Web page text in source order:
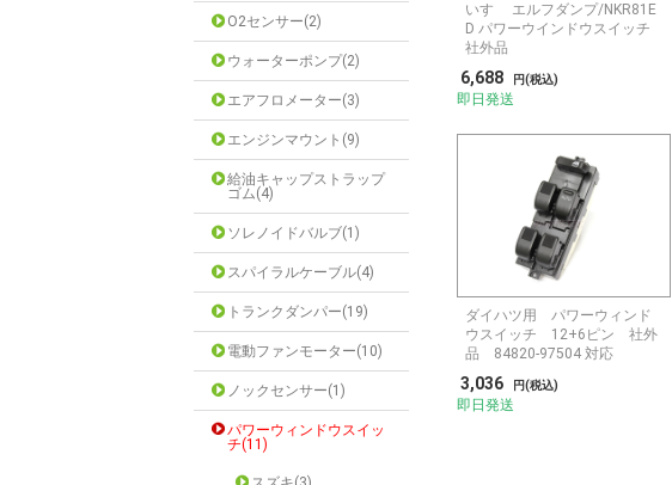
O2センサー(2)
ウォーターポンプ(2)
エアフロメーター(3)
エンジンマウント(9)
給油キャップストラップ
ゴム(4)
ソレノイドバルブ(1)
スパイラルケーブル(4)
トランクダンパー(19)
電動ファンモーター(10)
ノックセンサー(1)
パワーウィンドウスイッ
チ(11)
いすゞ エルフダンプ/NKR81E
D パワーウインドウスイッチ
社外品
6,688 円(税込)
即日発送
ダイハツ用 パワーウィンド
ウスイッチ 12+6ピン 社外
品 84820‐97504 対応
3,036 円(税込)
即日発送